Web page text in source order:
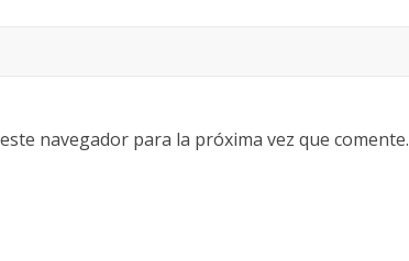
navegador para la próxima vez que comente.